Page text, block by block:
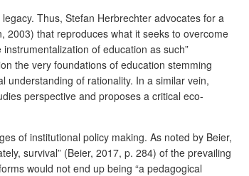
Thus, Stefan Herbrechter advocates for a
2003) that reproduces what it seeks to overcome
of education as such”
the very foundations of education stemming
understanding of rationality. In a similar vein,
perspective and proposes a critical eco-
of institutional policy making. As noted by Beier,
survival” (Beier, 2017, p. 284) of the prevailing
would not end up being “a pedagogical